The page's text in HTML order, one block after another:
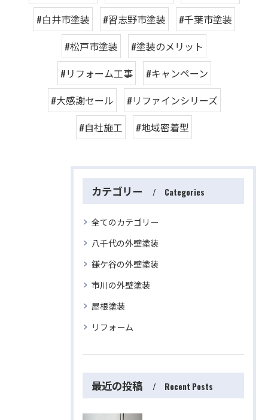
#白井市塗装
#習志野市塗装
#千葉市塗装
#松戸市塗装
#塗装のメリット
#リフォーム工事
#キャンペーン
#大感謝セール
#リファインシリーズ
#自社施工
#地域密着型
カテゴリー Categories
全てのカテゴリー
八千代の外壁塗装
鎌ケ谷の外壁塗装
市川の外壁塗装
屋根塗装
リフォーム
最近の投稿 Recent Posts